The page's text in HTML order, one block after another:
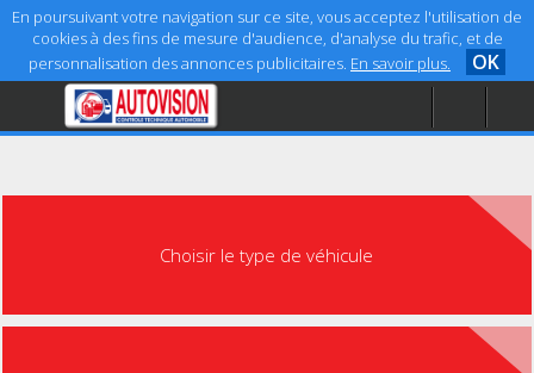
En poursuivant votre navigation sur ce site, vous acceptez l'utilisation de
cookies à des fins de mesure d'audience, d'analyse du trafic, et de
personnalisation des annonces publicitaires. En savoir plus. OK
Accueil
Aide
Choisir le type de véhicule